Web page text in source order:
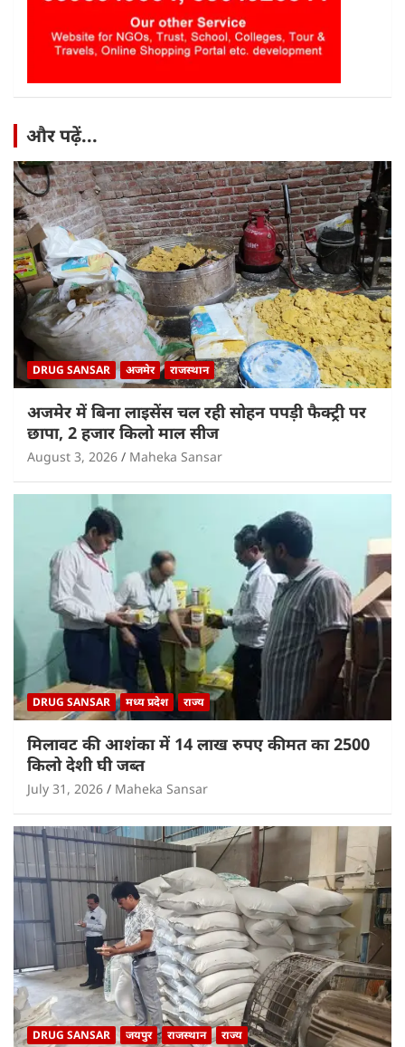
और पढ़ें...
DRUG SANSAR अजमेर राजस्थान
अजमेर में बिना लाइसेंस चल रही सोहन पपड़ी फैक्ट्री पर
छापा, 2 हजार किलो माल सीज
August 3, 2026 Maheka Sansar
DRUG SANSAR मध्य प्रदेश राज्य
मिलावट की आशंका में 14 लाख रुपए कीमत का 2500
किलो देशी घी जब्त
July 31, 2026 Maheka Sansar
DRUG SANSAR जयपुर राजस्थान राज्य